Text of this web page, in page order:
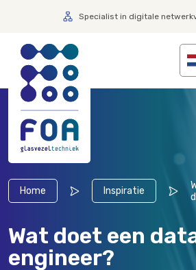
Specialist in digitale
Home Inspiratie
Wat doet een
engineer?